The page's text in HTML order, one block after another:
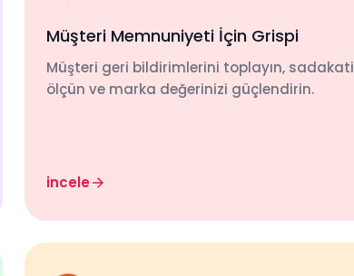
Müşteri Memnuniyeti İçin Grispi
Müşteri geri bildirimlerini toplayın, sadakati
ölçün ve marka değerinizi güçlendirin.
incele